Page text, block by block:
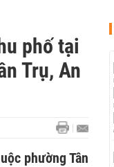
phố tại
Trụ, An
phường Tân